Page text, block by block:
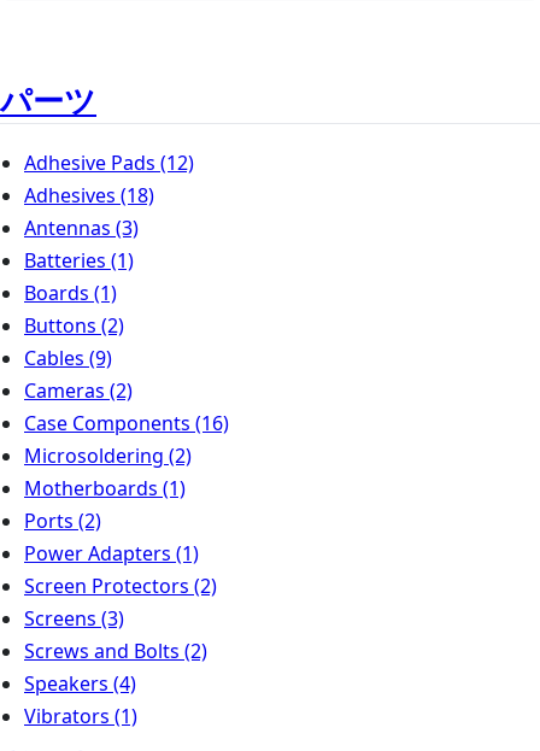
パーツ
Adhesive Pads (12)
Adhesives (18)
Antennas (3)
Batteries (1)
Boards (1)
Buttons (2)
Cables (9)
Cameras (2)
Case Components (16)
Microsoldering (2)
Motherboards (1)
Ports (2)
Power Adapters (1)
Screen Protectors (2)
Screens (3)
Screws and Bolts (2)
Speakers (4)
Vibrators (1)